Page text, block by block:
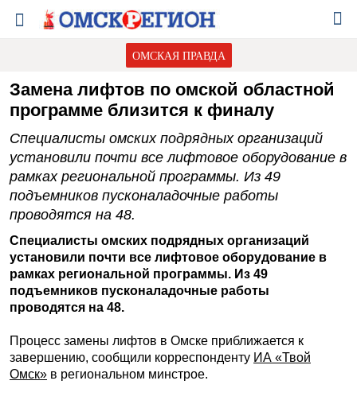
ОМСКАЯ ПРАВДА
Замена лифтов по омской областной
программе близится к финалу
Специалисты омских подрядных организаций
установили почти все лифтовое оборудование в
рамках региональной программы. Из 49
подъемников пусконаладочные работы
проводятся на 48.
Специалисты омских подрядных организаций
установили почти все лифтовое оборудование в
рамках региональной программы. Из 49
подъемников пусконаладочные работы
проводятся на 48.
Процесс замены лифтов в Омске приближается к
завершению, сообщили корреспонденту ИА «Твой
Омск» в региональном минстрое.